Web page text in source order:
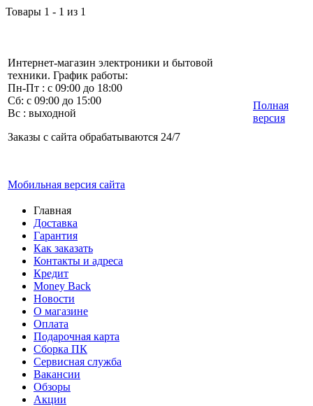
Товары 1 - 1 из 1
Интернет-магазин электроники и бытовой
техники. График работы:
Пн-Пт : с 09:00 до 18:00
Сб: с 09:00 до 15:00
Вс : выходной
Заказы с сайта обрабатываются 24/7
Мобильная версия сайта
Полная
версия
Главная
Доставка
Гарантия
Как заказать
Контакты и адреса
Кредит
Money Back
Новости
О магазине
Оплата
Подарочная карта
Сборка ПК
Сервисная служба
Вакансии
Обзоры
Акции